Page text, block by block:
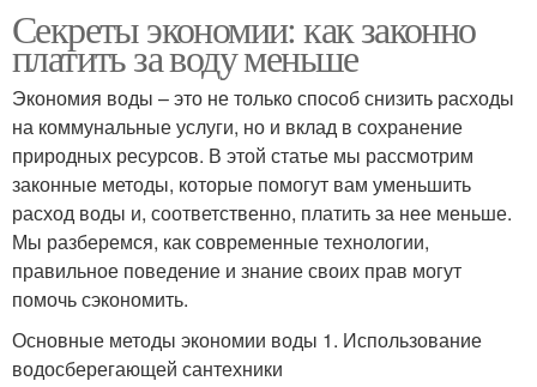
Секреты экономии: как законно
платить за воду меньше
Экономия воды – это не только способ снизить расходы
на коммунальные услуги, но и вклад в сохранение
природных ресурсов. В этой статье мы рассмотрим
законные методы, которые помогут вам уменьшить
расход воды и, соответственно, платить за нее меньше.
Мы разберемся, как современные технологии,
правильное поведение и знание своих прав могут
помочь сэкономить.
Основные методы экономии воды 1. Использование
водосберегающей сантехники